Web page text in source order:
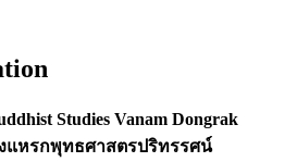
Studies Vanam Dongrak
แหรกพุทธศาสตรปริทรรศน์